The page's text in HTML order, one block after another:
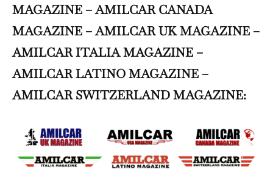
MAGAZINE – AMILCAR CANADA
MAGAZINE – AMILCAR UK MAGAZINE –
AMILCAR ITALIA MAGAZINE –
AMILCAR LATINO MAGAZINE –
AMILCAR SWITZERLAND MAGAZINE: